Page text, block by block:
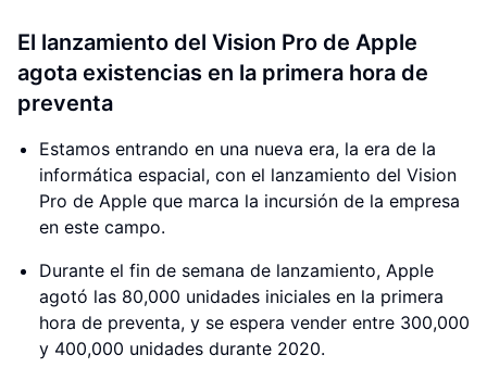
El lanzamiento del Vision Pro de Apple
agota existencias en la primera hora de
preventa
Estamos entrando en una nueva era, la era de la
informática espacial, con el lanzamiento del Vision
Pro de Apple que marca la incursión de la empresa
en este campo.
Durante el fin de semana de lanzamiento, Apple
agotó las 80,000 unidades iniciales en la primera
hora de preventa, y se espera vender entre 300,000
y 400,000 unidades durante 2020.